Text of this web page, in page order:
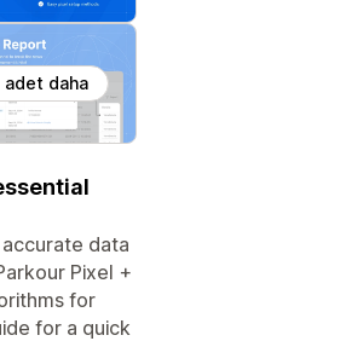
adet daha
data
Pixel +
for
for a quick